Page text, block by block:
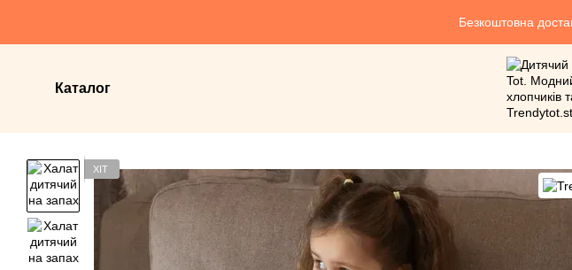
Безкоштовна
Каталог
ХІТ